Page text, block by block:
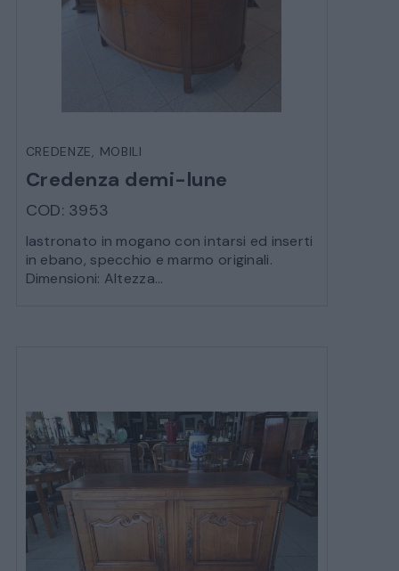
CREDENZE, MOBILI
Credenza demi-lune
COD: 3953
lastronato in mogano con intarsi ed inserti
in ebano, specchio e marmo originali.
Dimensioni: Altezza...